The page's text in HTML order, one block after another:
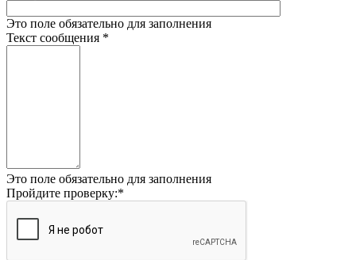
Это поле обязательно для заполнения
Текст сообщения *
Это поле обязательно для заполнения
Пройдите проверку:*